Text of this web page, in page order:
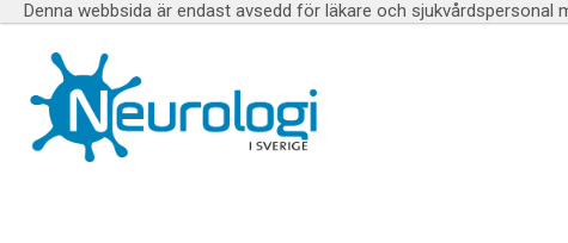
Denna webbsida är endast avsedd för läkare och sjukvårdspersonal